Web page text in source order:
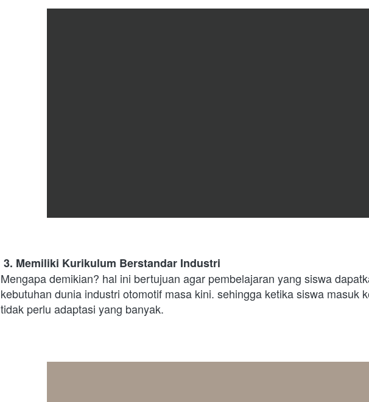
3. Memiliki Kurikulum Berstandar Industri
Mengapa demikian? hal ini bertujuan agar pembelajaran yang siswa
kebutuhan dunia industri otomotif masa kini. sehingga ketika siswa masuk
tidak perlu adaptasi yang banyak.